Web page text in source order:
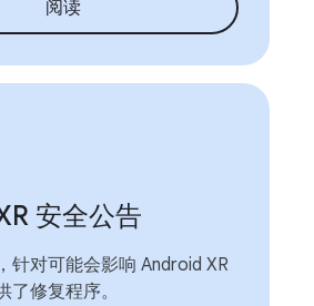
阅读
安全公告
针对可能会影响 Android XR
了修复程序。